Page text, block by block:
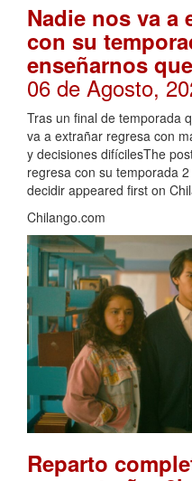
Nadie nos va a
con su
enseñarnos
06 de Agosto,
Tras un final de temporada
va a extrañar regresa con
y decisiones difícilesThe
regresa con su temporada
decidir appeared first on
Chilango.com
Reparto